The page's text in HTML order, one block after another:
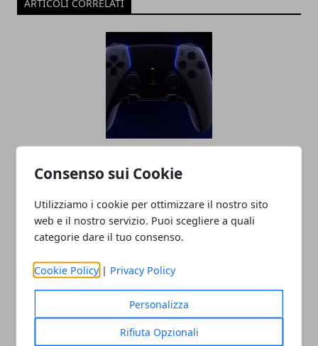
Consenso sui Cookie
Utilizziamo i cookie per ottimizzare il nostro sito
web e il nostro servizio. Puoi scegliere a quali
categorie dare il tuo consenso.
Cookie Policy | Privacy Policy
Personalizza
Rifiuta Opzionali
ARTICOLI CORRELATI
Wireless
24/08/2022